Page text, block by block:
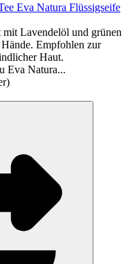
Eva Natura Flüssigseife
Lavendelöl und grünen
Empfohlen zur
Haut.
Eva Natura...